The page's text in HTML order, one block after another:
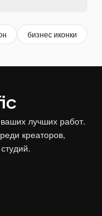
бизнес иконки
лучших работ.
креаторов,